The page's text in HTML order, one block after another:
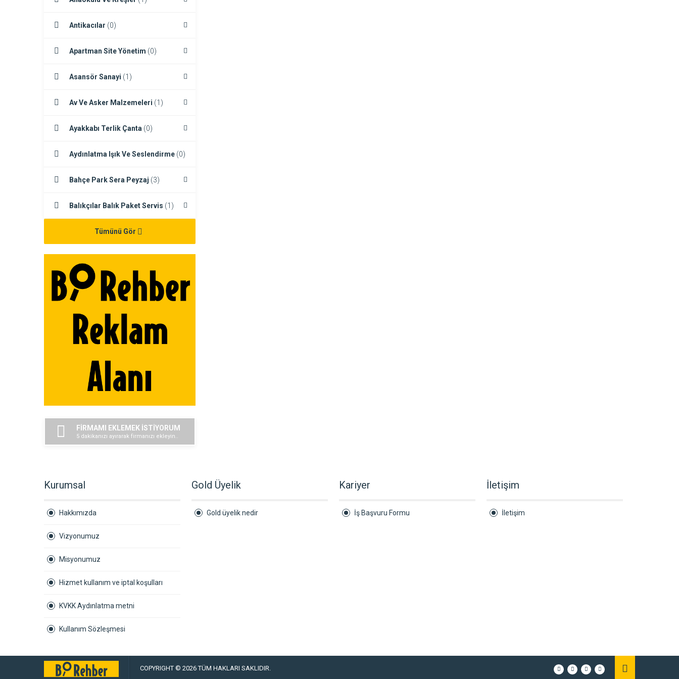
Antikacılar (0)
Apartman Site Yönetim (0)
Asansör Sanayi (1)
Av Ve Asker Malzemeleri (1)
Ayakkabı Terlik Çanta (0)
Aydınlatma Işık Ve Seslendirme (0)
Bahçe Park Sera Peyzaj (3)
Balıkçılar Balık Paket Servis (1)
Tümünü Gör
FİRMAMI EKLEMEK İSTİYORUM
5 dakikanızı ayırarak firmanızı ekleyin..
Kurumsal
Hakkımızda
Vizyonumuz
Misyonumuz
Hizmet kullanım ve iptal koşulları
KVKK Aydınlatma metni
Kullanım Sözleşmesi
Gold Üyelik
Gold üyelik nedir
Kariyer
İş Başvuru Formu
İletişim
İletişim
COPYRIGHT © 2026 TÜM HAKLARI SAKLIDIR.